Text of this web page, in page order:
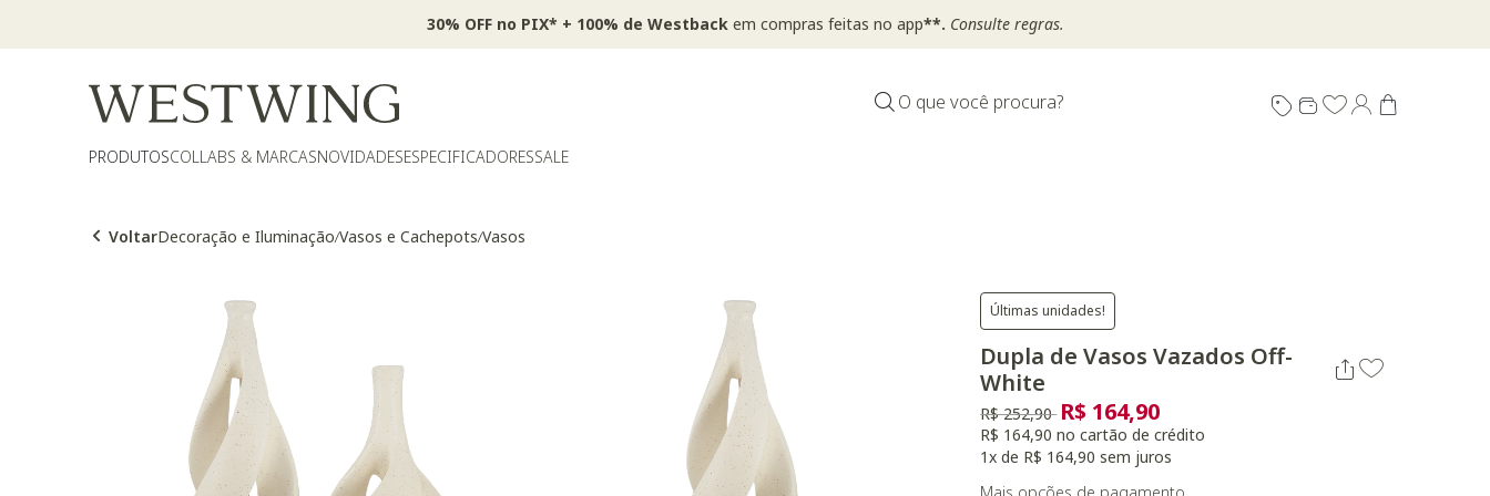
30% OFF no PIX* + 100% de Westback em compras feitas no app**. Consulte regras.
O que você procura?
PRODUTOSCOLLABS & MARCASNOVIDADESESPECIFICADORESSALE
VoltarDecoração e Iluminação/Vasos e Cachepots/Vasos
Últimas unidades!
Dupla de Vasos Vazados Off-
White
Preço reduzido de
R$ 252,90 para
R$ 164,90
R$ 164,90 no cartão de crédito
1x de R$ 164,90 sem juros